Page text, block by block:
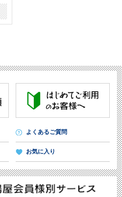
よくあるご質問
お気に入り